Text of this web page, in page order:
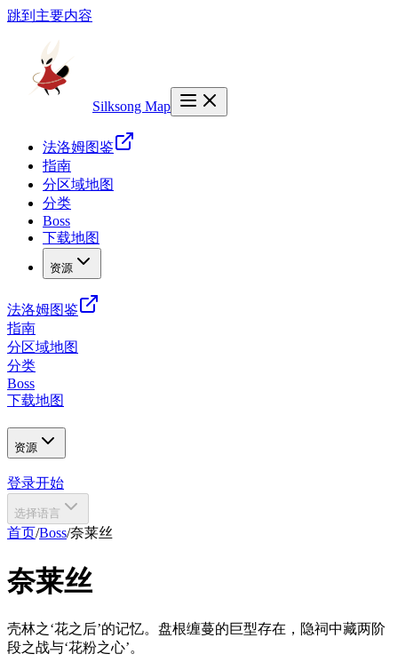
跳到主要内容
Silksong Map
法洛姆图鉴
指南
分区域地图
分类
Boss
下载地图
资源
法洛姆图鉴
指南
分区域地图
分类
Boss
下载地图
资源
登录开始
选择语言
首页/Boss/奈莱丝
奈莱丝
壳林之‘花之后’的记忆。盘根缠蔓的巨型存在，隐祠中藏两阶
段之战与‘花粉之心’。